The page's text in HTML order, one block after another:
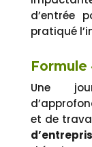
d’entrée
pratiqué
Formule
Une
et de